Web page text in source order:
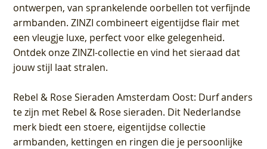
ontwerpen, van sprankelende oorbellen tot verfijnde
armbanden. ZINZI combineert eigentijdse flair met
een vleugje luxe, perfect voor elke gelegenheid.
Ontdek onze ZINZI-collectie en vind het sieraad dat
jouw stijl laat stralen.
Rebel & Rose Sieraden Amsterdam Oost: Durf anders
te zijn met Rebel & Rose sieraden. Dit Nederlandse
merk biedt een stoere, eigentijdse collectie
armbanden, kettingen en ringen die je persoonlijke